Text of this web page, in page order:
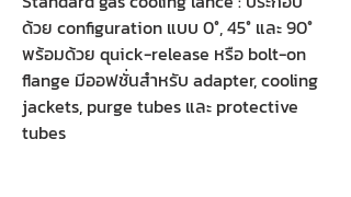
ด้วย configuration แบบ 0°, 45° และ 90°
พร้อมด้วย quick-release หรือ bolt-on
flange มีออฟชั่นสำหรับ adapter, cooling
jackets, purge tubes และ protective
tubes